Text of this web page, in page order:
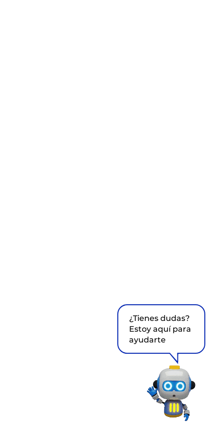
¿Tienes dudas?
Estoy aquí para
ayudarte